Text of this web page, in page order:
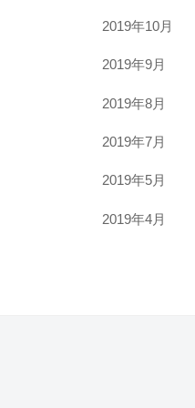
2019年10月
2019年9月
2019年8月
2019年7月
2019年5月
2019年4月